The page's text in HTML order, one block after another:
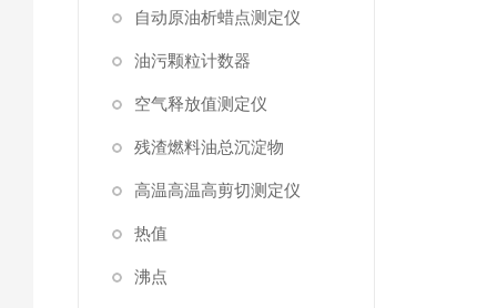
自动原油析蜡点测定仪
油污颗粒计数器
空气释放值测定仪
残渣燃料油总沉淀物
高温高温高剪切测定仪
热值
沸点